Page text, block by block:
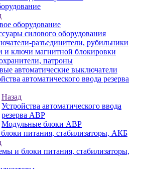
оборудование
силового оборудования
разъединители, рубильники
и ключи магнитной блокировки
патроны
автоматические выключатели
автоматического ввода резерва
Назад
Устройства автоматического ввода
резерва АВР
Модульные блоки АВР
питания, стабилизаторы, АКБ
и блоки питания, стабилизаторы,